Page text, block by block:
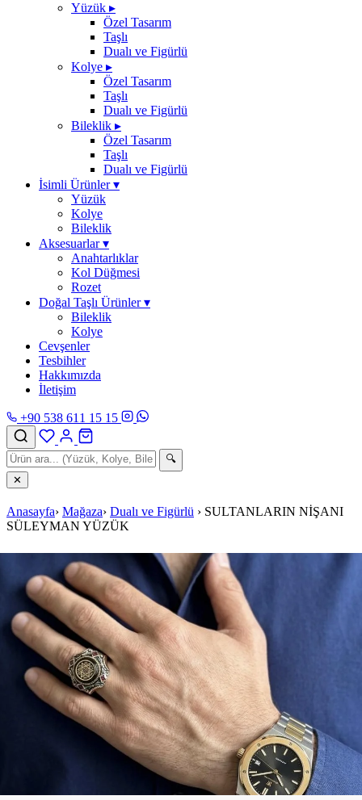
Yüzük ▸
Özel Tasarım
Taşlı
Dualı ve Figürlü
Kolye ▸
Özel Tasarım
Taşlı
Dualı ve Figürlü
Bileklik ▸
Özel Tasarım
Taşlı
Dualı ve Figürlü
İsimli Ürünler▾
Yüzük
Kolye
Bileklik
Aksesuarlar▾
Anahtarlıklar
Kol Düğmesi
Rozet
Doğal Taşlı Ürünler▾
Bileklik
Kolye
Cevşenler
Tesbihler
Hakkımızda
İletişim
+90 538 611 15 15
🔍
✕
Anasayfa› Mağaza› Dualı ve Figürlü › SULTANLARIN NİŞANI
SÜLEYMAN YÜZÜK